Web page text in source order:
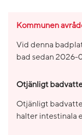
Kommunen
Vid denna
bad sedan 2026-
Otjänligt
Otjänligt
halter intestinala